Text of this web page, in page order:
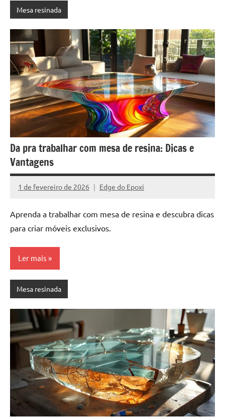
Mesa resinada
Da pra trabalhar com mesa de resina: Dicas e
Vantagens
1 de fevereiro de 2026 Edge do Epoxi
Nenhum
Aprenda a trabalhar com mesa de resina e descubra dicas
para criar móveis exclusivos.
Ler mais
Mesa resinada